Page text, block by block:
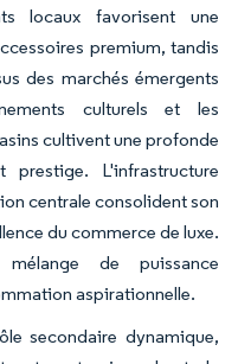
locaux favorisent une
premium, tandis
des marchés émergents
culturels et les
cultivent une profonde
L'infrastructure
centrale consolident son
du commerce de luxe.
de puissance
aspirationnelle.
secondaire dynamique,